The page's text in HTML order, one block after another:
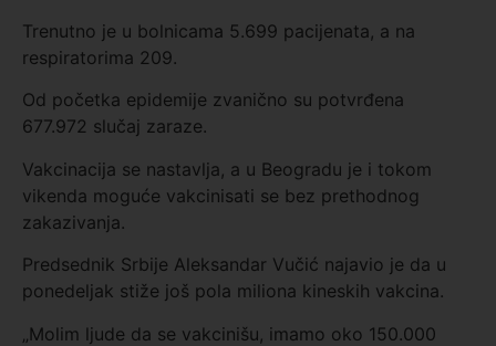
Trenutno je u bolnicama 5.699 pacijenata, a na
respiratorima 209.
Od početka epidemije zvanično su potvrđena
677.972 slučaj zaraze.
Vakcinacija se nastavlja, a u Beogradu je i tokom
vikenda moguće vakcinisati se bez prethodnog
zakazivanja.
Predsednik Srbije Aleksandar Vučić najavio je da u
ponedeljak stiže još pola miliona kineskih vakcina.
„Molim ljude da se vakcinišu, imamo oko 150.000